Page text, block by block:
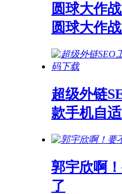
圆球大作
圆球大作
超级外链
款手机自
郭宇欣啊
了